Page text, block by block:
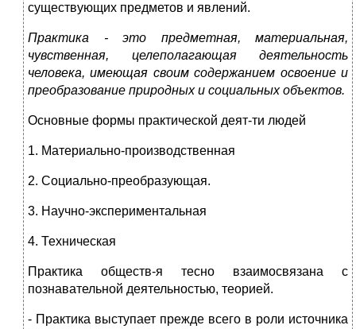
существующих предметов и явлений.
Практика - это предметная, материальная,
чувственная, целеполагающая деятельность
человека, имеющая своим содержанием освоение и
преобразование природных и социальных объектов.
Основные формы практической деят-ти людей
1. Материально-производственная
2. Социально-преобразующая.
3. Научно-экспериментальная
4. Техническая
Практика обществ-я тесно взаимосвязана с
познавательной деятельностью, теорией.
- Практика выступает прежде всего в роли источника